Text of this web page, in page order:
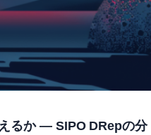
るか ― SIPO DRepの分